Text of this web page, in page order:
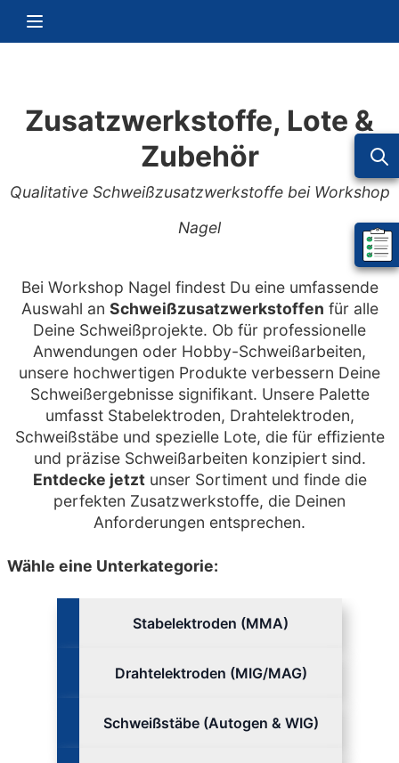
Navigation umschalten
Mein
Zusatzwerkstoffe, Lote &
Zubehör
Qualitative Schweißzusatzwerkstoffe bei Workshop
Nagel
Bei Workshop Nagel findest Du eine umfassende
Auswahl an Schweißzusatzwerkstoffen für alle
Deine Schweißprojekte. Ob für professionelle
Anwendungen oder Hobby-Schweißarbeiten,
unsere hochwertigen Produkte verbessern Deine
Schweißergebnisse signifikant. Unsere Palette
umfasst Stabelektroden, Drahtelektroden,
Schweißstäbe und spezielle Lote, die für effiziente
und präzise Schweißarbeiten konzipiert sind.
Entdecke jetztunser Sortiment und finde die
perfekten Zusatzwerkstoffe, die Deinen
Anforderungen entsprechen.
Wähle eine Unterkategorie:
Stabelektroden (MMA)
Drahtelektroden (MIG/MAG)
Schweißstäbe (Autogen & WIG)